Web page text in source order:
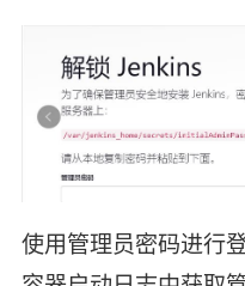
使用管理员密码进行